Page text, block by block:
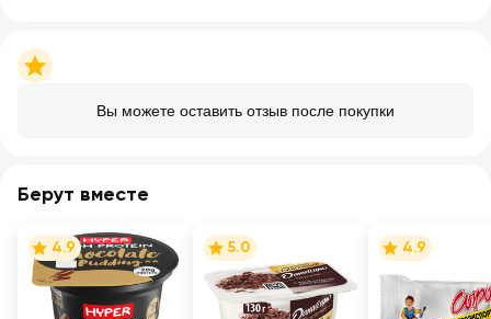
Вы можете оставить отзыв после покупки
Берут вместе
4.9 5.0 4.9